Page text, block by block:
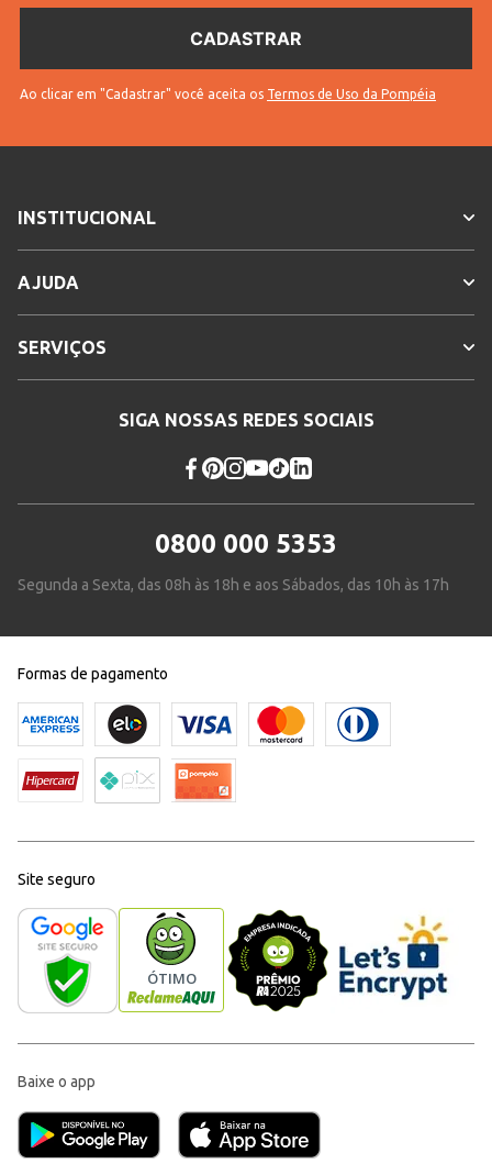
Ao clicar em "Cadastrar" você aceita os Termos de Uso da Pompéia
INSTITUCIONAL
AJUDA
SERVIÇOS
SIGA NOSSAS REDES SOCIAIS
0800 000 5353
Segunda a Sexta, das 08h às 18h e aos Sábados, das 10h às 17h
Formas de pagamento
Site seguro
Baixe o app